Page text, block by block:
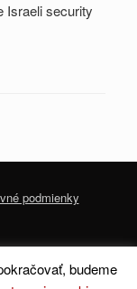
Israeli security
podmienky
budeme